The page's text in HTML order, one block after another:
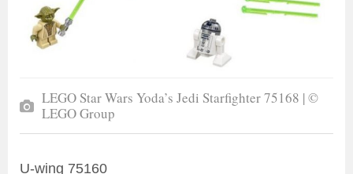
LEGO Star Wars Yoda’s Jedi Starfighter 75168 | ©
LEGO Group
U-wing 75160